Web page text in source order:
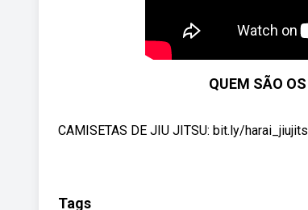
QUEM SÃO
CAMISETAS DE JIU JITSU: bit.ly/
Tags